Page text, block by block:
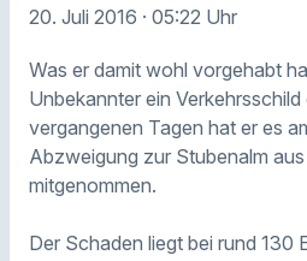
20. Juli 2016 · 05:22 Uhr
Was er damit wohl vorgehabt
Unbekannter ein
vergangenen Tagen hat er es
Abzweigung zur Stubenalm
mitgenommen.
Der Schaden liegt bei rund 130